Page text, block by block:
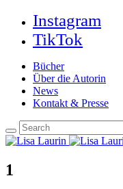
Instagram
TikTok
Bücher
Über die Autorin
News
Kontakt & Presse
1